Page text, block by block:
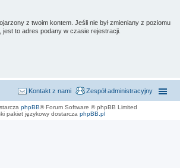
z twoim kontem. Jeśli nie był zmieniany z poziomu
to adres podany w czasie rejestracji.
Zespół administracyjny
Kontakt z nami
phpBB® Forum Software © phpBB Limited
pakiet językowy dostarcza phpBB.pl